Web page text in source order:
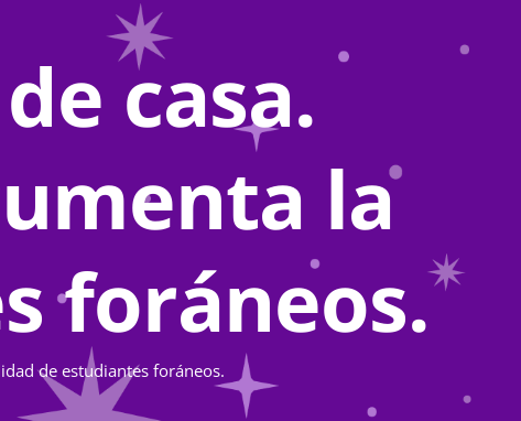
casa.
la
foráneos.
de estudiantes foráneos.